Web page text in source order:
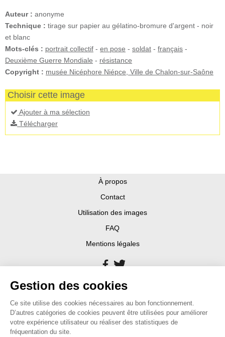
Auteur : anonyme
Technique : tirage sur papier au gélatino-bromure d'argent - noir
et blanc
Mots-clés : portrait collectif - en pose - soldat - français -
Deuxième Guerre Mondiale - résistance
Copyright : musée Nicéphore Niépce, Ville de Chalon-sur-Saône
Choisir cette image
Ajouter à ma sélection
Télécharger
À propos
Contact
Utilisation des images
FAQ
Mentions légales
Gestion des cookies
Ce site utilise des cookies nécessaires au bon fonctionnement.
D’autres catégories de cookies peuvent être utilisées pour améliorer
votre expérience utilisateur ou réaliser des statistiques de
fréquentation du site.